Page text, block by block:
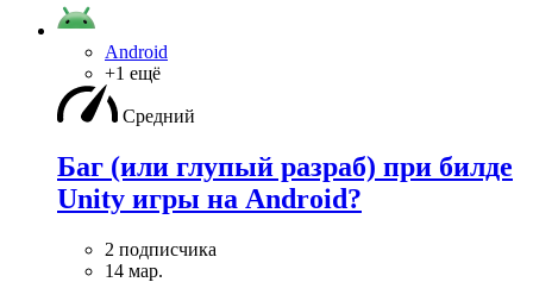
Android
+1 ещё
Средний
Баг (или глупый разраб) при билде
Unity игры на Android?
2 подписчика
14 мар.